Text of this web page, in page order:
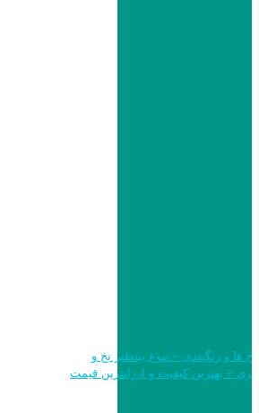
طرح ها و رنگبندی – تنوع بینظیر نخ و